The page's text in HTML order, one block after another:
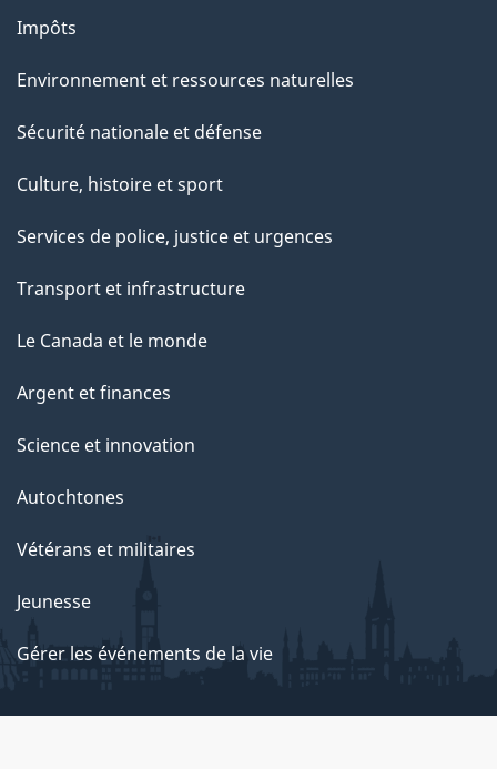
Impôts
Environnement et ressources naturelles
Sécurité nationale et défense
Culture, histoire et sport
Services de police, justice et urgences
Transport et infrastructure
Le Canada et le monde
Argent et finances
Science et innovation
Autochtones
Vétérans et militaires
Jeunesse
Gérer les événements de la vie